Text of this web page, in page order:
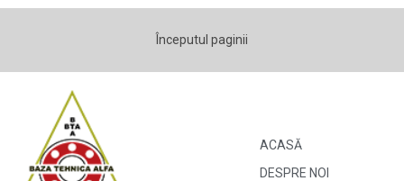
Începutul paginii
ACASĂ
DESPRE NOI